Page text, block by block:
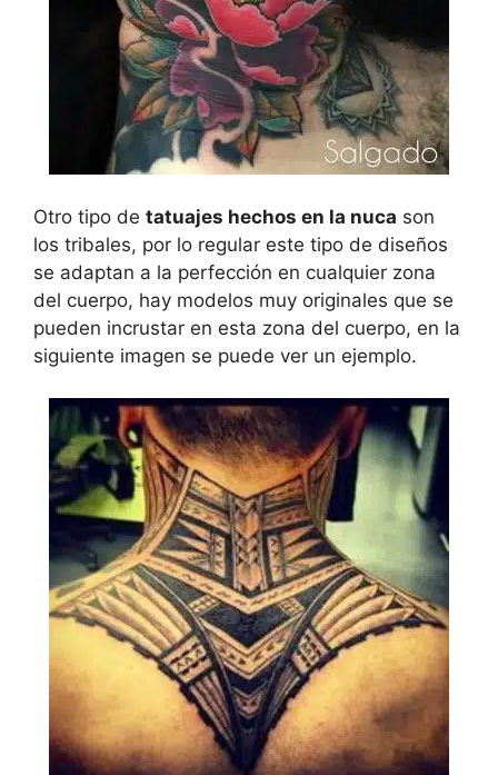
Otro tipo de tatuajes hechos en la nuca son
los tribales, por lo regular este tipo de diseños
se adaptan a la perfección en cualquier zona
del cuerpo, hay modelos muy originales que se
pueden incrustar en esta zona del cuerpo, en la
siguiente imagen se puede ver un ejemplo.